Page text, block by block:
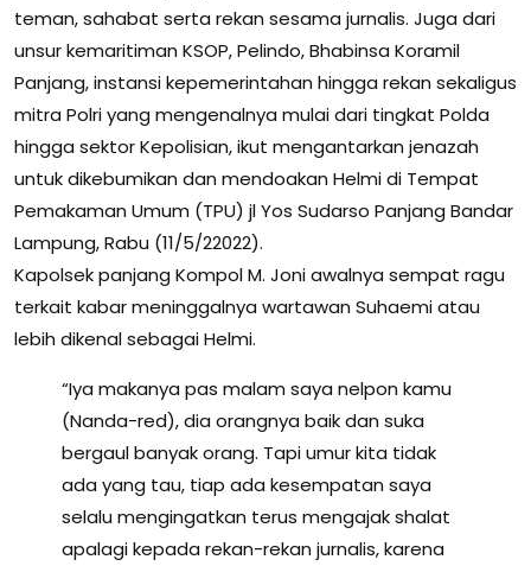
teman, sahabat serta rekan sesama jurnalis. Juga dari
unsur kemaritiman KSOP, Pelindo, Bhabinsa Koramil
Panjang, instansi kepemerintahan hingga rekan sekaligus
mitra Polri yang mengenalnya mulai dari tingkat Polda
hingga sektor Kepolisian, ikut mengantarkan jenazah
untuk dikebumikan dan mendoakan Helmi di Tempat
Pemakaman Umum (TPU) jl Yos Sudarso Panjang Bandar
Lampung, Rabu (11/5/22022).
Kapolsek panjang Kompol M. Joni awalnya sempat ragu
terkait kabar meninggalnya wartawan Suhaemi atau
lebih dikenal sebagai Helmi.
“Iya makanya pas malam saya nelpon kamu
(Nanda-red), dia orangnya baik dan suka
bergaul banyak orang. Tapi umur kita tidak
ada yang tau, tiap ada kesempatan saya
selalu mengingatkan terus mengajak shalat
apalagi kepada rekan-rekan jurnalis, karena